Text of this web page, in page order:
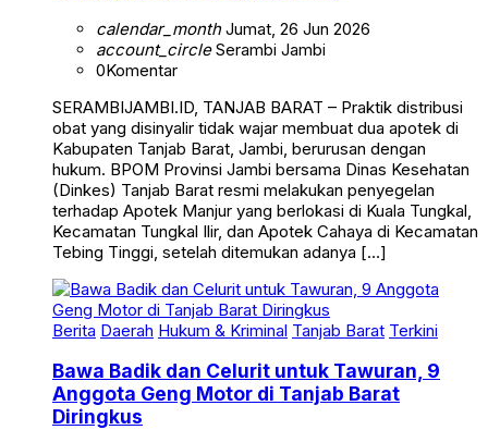
calendar_monthJumat, 26 Jun 2026
account_circleSerambi Jambi
0Komentar
SERAMBIJAMBI.ID, TANJAB BARAT – Praktik distribusi
obat yang disinyalir tidak wajar membuat dua apotek di
Kabupaten Tanjab Barat, Jambi, berurusan dengan
hukum. BPOM Provinsi Jambi bersama Dinas Kesehatan
(Dinkes) Tanjab Barat resmi melakukan penyegelan
terhadap Apotek Manjur yang berlokasi di Kuala Tungkal,
Kecamatan Tungkal Ilir, dan Apotek Cahaya di Kecamatan
Tebing Tinggi, setelah ditemukan adanya […]
Berita Daerah Hukum & Kriminal Tanjab Barat Terkini
Bawa Badik dan Celurit untuk Tawuran, 9
Anggota Geng Motor di Tanjab Barat
Diringkus